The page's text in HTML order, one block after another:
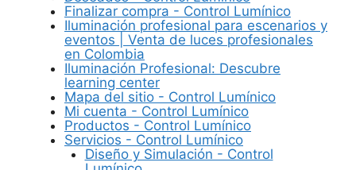
Finalizar compra - Control Lumínico
Iluminación profesional para escenarios y
eventos | Venta de luces profesionales
en Colombia
Iluminación Profesional: Descubre
learning center
Mapa del sitio - Control Lumínico
Mi cuenta - Control Lumínico
Productos - Control Lumínico
Servicios - Control Lumínico
Diseño y Simulación - Control